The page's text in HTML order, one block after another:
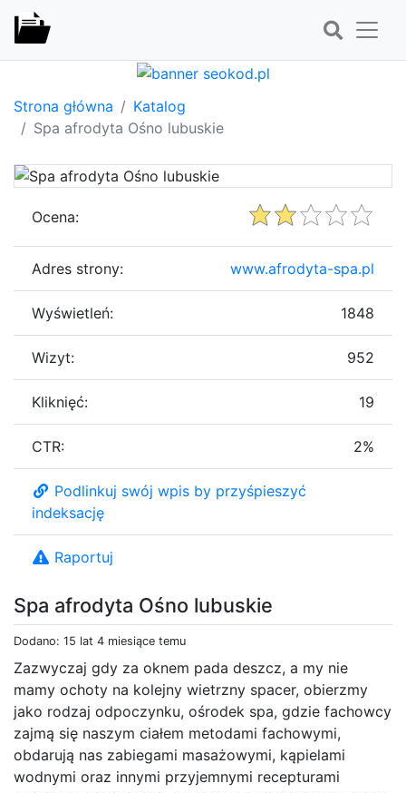
Strona główna
Katalog
Spa afrodyta Ośno lubuskie
Spa afrodyta Ośno lubuskie
Dodano: 15 lat 4 miesiące temu
Zazwyczaj gdy za oknem pada deszcz, a my nie
mamy ochoty na kolejny wietrzny spacer, obierzmy
jako rodzaj odpoczynku, ośrodek spa, gdzie fachowcy
zajmą się naszym ciałem metodami fachowymi,
obdarują nas zabiegami masażowymi, kąpielami
wodnymi oraz innymi przyjemnymi recepturami
Ocena:
Adres strony: www.afrodyta-spa.pl
Wyświetleń: 1848
Wizyt: 952
Kliknięć: 19
CTR: 2%
Podlinkuj swój wpis by przyśpieszyć
indeksację
Raportuj